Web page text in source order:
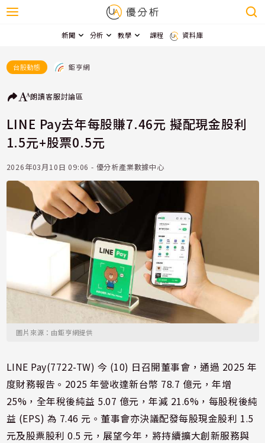
新聞 分析 教學 課程 資料庫
台股動態 鉅亨網
朗讀客服討論區
LINE Pay去年每股賺7.46元 擬配現金股利
1.5元+股票0.5元
2026年03月10日 09:06 - 優分析產業數據中心
圖片來源：由鉅亨網提供
LINE Pay(7722-TW) 今 (10) 日召開董事會，通過 2025 年
度財務報告。2025 年營收達新台幣 78.7 億元，年增
25%，全年稅後純益 5.07 億元，年減 21.6%，每股稅後純
益 (EPS) 為 7.46 元。董事會亦決議配發每股現金股利 1.5
元及股票股利 0.5 元，展望今年，將持續擴大創新服務與